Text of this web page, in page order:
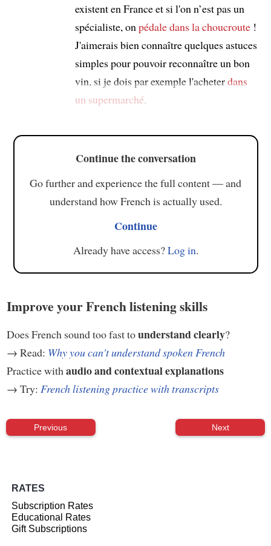
existent en France et si l'on n’est pas un
spécialiste, on pédale dans la choucroute!
J'aimerais bien connaître quelques astuces
simples pour pouvoir reconnaître un bon
vin, si je dois par exemple l'acheterdans
un supermarché.
Continue the conversation
Go further and experience the full content — and
understand how French is actually used.
Continue
Already have access?Log in.
Improve your French listening skills
Does French sound too fast tounderstand clearly?
→ Read: Why you can't understand spoken French
Practice with audio and contextual explanations
→ Try: French listening practice with transcripts
Previous Next
RATES
Subscription Rates
Educational Rates
Gift Subscriptions